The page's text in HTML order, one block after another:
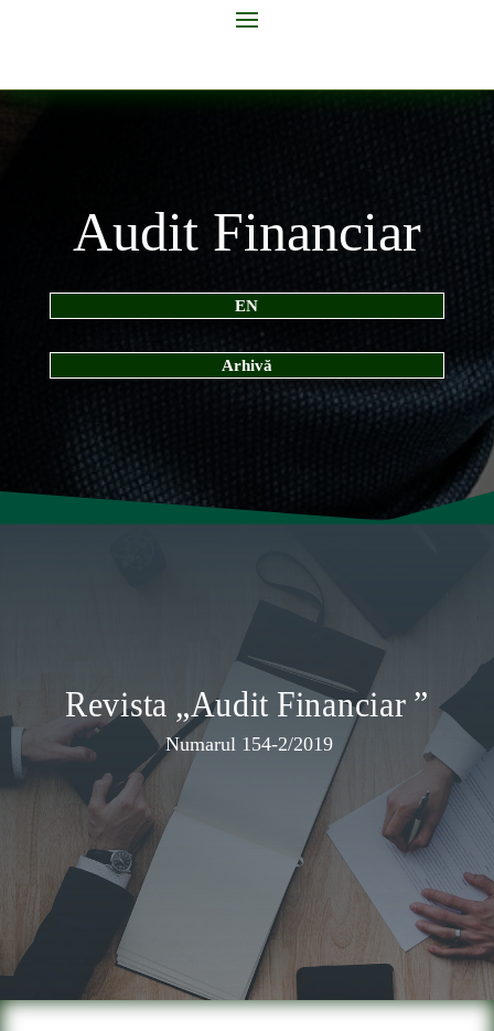
Audit Financiar
EN
Arhivă
Revista „Audit Financiar ”
Numarul 154-2/2019